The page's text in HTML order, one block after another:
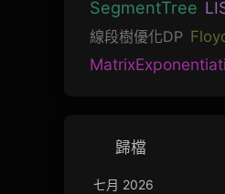
SegmentTree
線段樹優化DP
歸檔
七月 2026